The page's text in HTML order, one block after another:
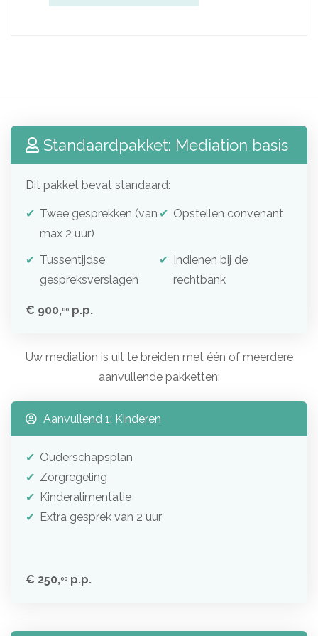
Standaardpakket: Mediation basis
Dit pakket bevat standaard:
Twee gesprekken (van
max 2 uur)
Opstellen convenant
Tussentijdse
gespreksverslagen
Indienen bij de
rechtbank
€ 900,00 p.p.
Uw mediation is uit te breiden met één of meerdere
aanvullende pakketten:
Aanvullend 1: Kinderen
Ouderschapsplan
Zorgregeling
Kinderalimentatie
Extra gesprek van 2 uur
€ 250,00 p.p.